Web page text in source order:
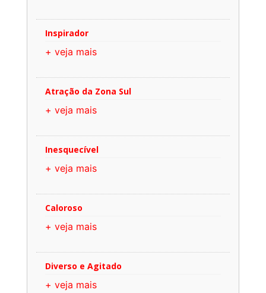
Inspirador
+ veja mais
Atração da Zona Sul
+ veja mais
Inesquecível
+ veja mais
Caloroso
+ veja mais
Diverso e Agitado
+ veja mais